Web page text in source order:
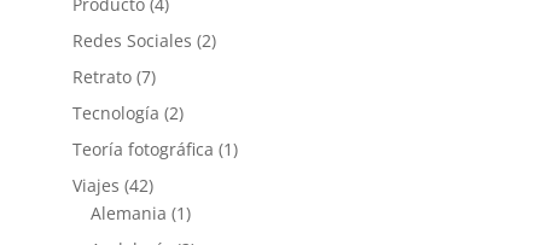
Redes Sociales (2)
Retrato(7)
Tecnología (2)
Teoría fotográfica (1)
Viajes (42)
Alemania (1)